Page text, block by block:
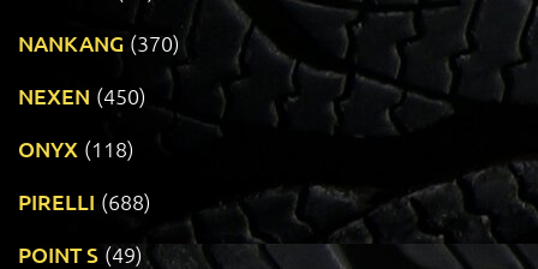
NANKANG (370)
NEXEN (450)
ONYX (118)
PIRELLI (688)
POINT S (49)